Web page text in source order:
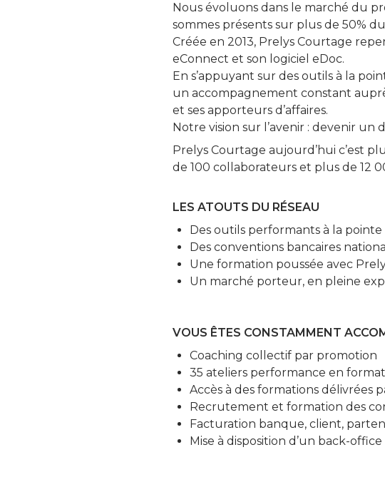
Nous évoluons dans le marché du
sommes présents sur plus de 50%
Créée en 2013, Prelys Courtage
eConnect et son logiciel eDoc.
En s’appuyant sur des outils à la
un accompagnement constant
et ses apporteurs d’affaires.
Notre vision sur l’avenir : devenir un
Prelys Courtage aujourd’hui c’est
de 100 collaborateurs et plus de 12
LES ATOUTS DU RÉSEAU
Des outils performants à la pointe
Des conventions bancaires
Une formation poussée avec
Un marché porteur, en pleine
VOUS ÊTES CONSTAMMENT
Coaching collectif par promotion
35 ateliers performance en
Accès à des formations délivrées
Recrutement et formation des
Facturation banque, client,
Mise à disposition d’un back-